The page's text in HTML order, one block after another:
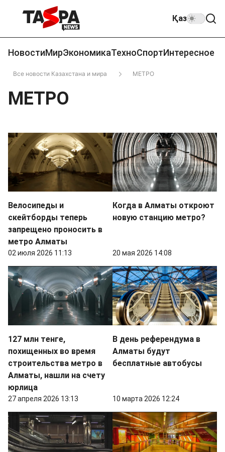
Қаз
НовостиМирЭкономикаТехноСпортИнтересное
Все новости Казахстана и мира МЕТРО
МЕТРО
Велосипеды и
скейтборды теперь
запрещено проносить в
метро Алматы
02 июля 2026 11:13
Когда в Алматы откроют
новую станцию метро?
20 мая 2026 14:08
127 млн тенге,
похищенных во время
строительства метро в
Алматы, нашли на счету
юрлица
27 апреля 2026 13:13
В день референдума в
Алматы будут
бесплатные автобусы
10 марта 2026 12:24